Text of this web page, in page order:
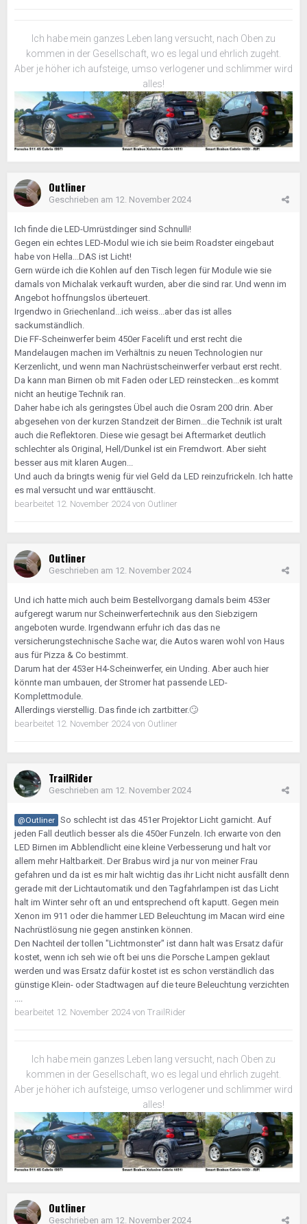
Ich habe mein ganzes Leben lang versucht, nach Oben zu
kommen in der Gesellschaft, wo es legal und ehrlich zugeht.
Aber je höher ich aufsteige, umso verlogener und schlimmer wird
alles!
Outliner
Geschrieben am 12. November 2024
Ich finde die LED-Umrüstdinger sind Schnulli!
Gegen ein echtes LED-Modul wie ich sie beim Roadster eingebaut
habe von Hella...DAS ist Licht!
Gern würde ich die Kohlen auf den Tisch legen für Module wie sie
damals von Michalak verkauft wurden, aber die sind rar. Und wenn im
Angebot hoffnungslos überteuert.
Irgendwo in Griechenland...ich weiss...aber das ist alles
sackumständlich.
Die FF-Scheinwerfer beim 450er Facelift und erst recht die
Mandelaugen machen im Verhältnis zu neuen Technologien nur
Kerzenlicht, und wenn man Nachrüstscheinwerfer verbaut erst recht.
Da kann man Birnen ob mit Faden oder LED reinstecken...es kommt
nicht an heutige Technik ran.
Daher habe ich als geringstes Übel auch die Osram 200 drin. Aber
abgesehen von der kurzen Standzeit der Birnen...die Technik ist uralt
auch die Reflektoren. Diese wie gesagt bei Aftermarket deutlich
schlechter als Original, Hell/Dunkel ist ein Fremdwort. Aber sieht
besser aus mit klaren Augen...
Und auch da bringts wenig für viel Geld da LED reinzufrickeln. Ich hatte
es mal versucht und war enttäuscht.
bearbeitet 12. November 2024 von Outliner
Outliner
Geschrieben am 12. November 2024
Und ich hatte mich auch beim Bestellvorgang damals beim 453er
aufgeregt warum nur Scheinwerfertechnik aus den Siebzigern
angeboten wurde. Irgendwann erfuhr ich das das ne
versicherungstechnische Sache war, die Autos waren wohl von Haus
aus für Pizza & Co bestimmt.
Darum hat der 453er H4-Scheinwerfer, ein Unding. Aber auch hier
könnte man umbauen, der Stromer hat passende LED-
Komplettmodule.
Allerdings vierstellig. Das finde ich zartbitter.🙄
bearbeitet 12. November 2024 von Outliner
TrailRider
Geschrieben am 12. November 2024
@Outliner So schlecht ist das 451er Projektor Licht garnicht. Auf
jeden Fall deutlich besser als die 450er Funzeln. Ich erwarte von den
LED Birnen im Abblendlicht eine kleine Verbesserung und halt vor
allem mehr Haltbarkeit. Der Brabus wird ja nur von meiner Frau
gefahren und da ist es mir halt wichtig das ihr Licht nicht ausfällt denn
gerade mit der Lichtautomatik und den Tagfahrlampen ist das Licht
halt im Winter sehr oft an und entsprechend oft kaputt. Gegen mein
Xenon im 911 oder die hammer LED Beleuchtung im Macan wird eine
Nachrüstlösung nie gegen anstinken können.
Den Nachteil der tollen "Lichtmonster" ist dann halt was Ersatz dafür
kostet, wenn ich seh wie oft bei uns die Porsche Lampen geklaut
werden und was Ersatz dafür kostet ist es schon verständlich das
günstige Klein- oder Stadtwagen auf die teure Beleuchtung verzichten
bearbeitet 12. November 2024 von TrailRider
Ich habe mein ganzes Leben lang versucht, nach Oben zu
kommen in der Gesellschaft, wo es legal und ehrlich zugeht.
Aber je höher ich aufsteige, umso verlogener und schlimmer wird
alles!
Outliner
Geschrieben am 12. November 2024